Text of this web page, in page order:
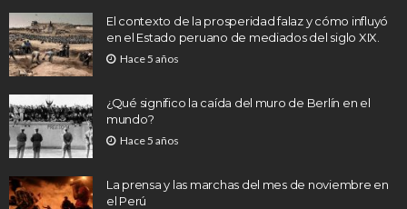
El contexto de la prosperidad falaz y cómo influyó
en el Estado peruano de mediados del siglo XIX.
Hace 5 años
¿Qué significo la caída del muro de Berlín en el
mundo?
Hace 5 años
La prensa y las marchas del mes de noviembre en
el Perú